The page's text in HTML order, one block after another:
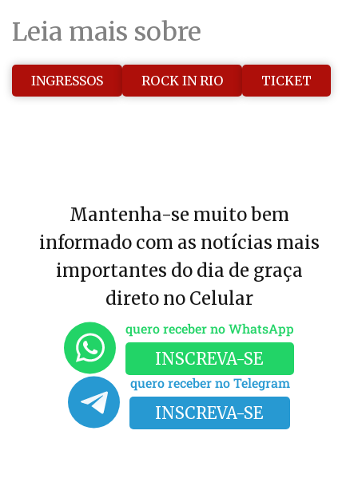
Leia mais sobre
INGRESSOS ROCK IN RIO TICKET
Mantenha-se muito bem
informado com as notícias mais
importantes do dia de graça
direto no Celular
quero receber no WhatsApp
INSCREVA-SE
quero receber no Telegram
INSCREVA-SE